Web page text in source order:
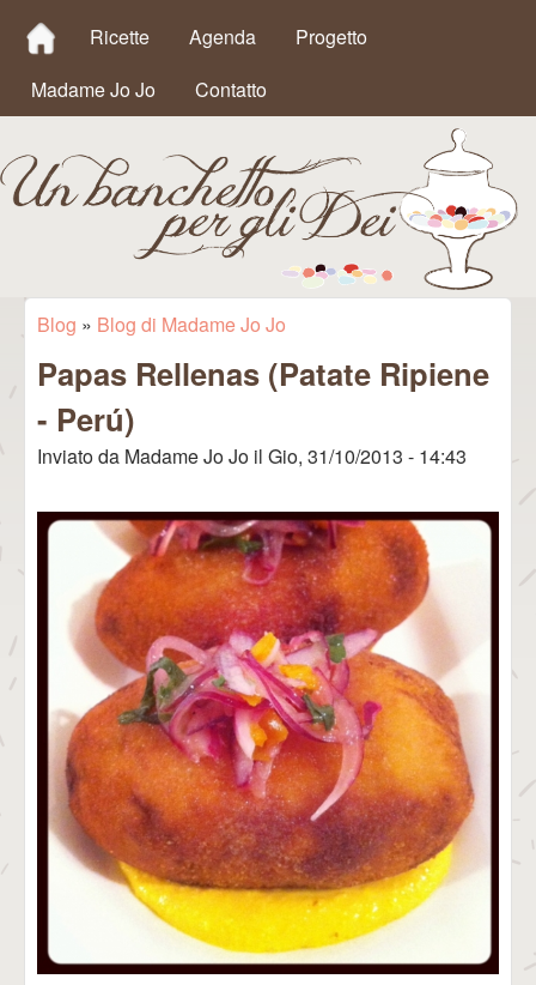
MAIN MENU
Ricette Agenda
Progetto
Madame Jo Jo
Contatto
Un
Banchetto
per gli Dei
Tu sei qui
Blog » Blog di Madame Jo Jo
Papas Rellenas (Patate Ripiene
- Perú)
Inviato da Madame Jo Jo il Gio, 31/10/2013 - 14:43